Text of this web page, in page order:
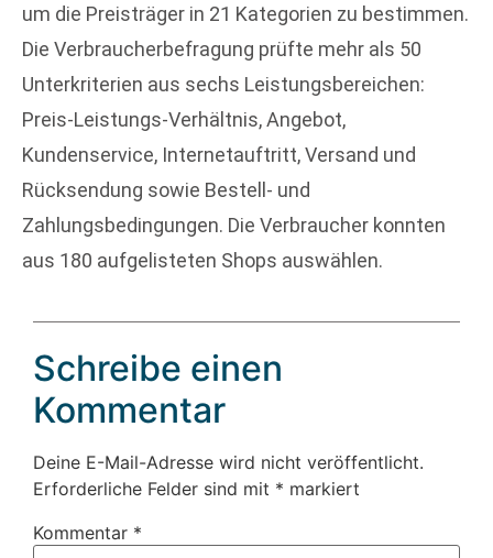
um die Preisträger in 21 Kategorien zu bestimmen.
Die Verbraucherbefragung prüfte mehr als 50
Unterkriterien aus sechs Leistungsbereichen:
Preis-Leistungs-Verhältnis, Angebot,
Kundenservice, Internetauftritt, Versand und
Rücksendung sowie Bestell- und
Zahlungsbedingungen. Die Verbraucher konnten
aus 180 aufgelisteten Shops auswählen.
Schreibe einen
Kommentar
Deine E-Mail-Adresse wird nicht veröffentlicht.
Erforderliche Felder sind mit * markiert
Kommentar *